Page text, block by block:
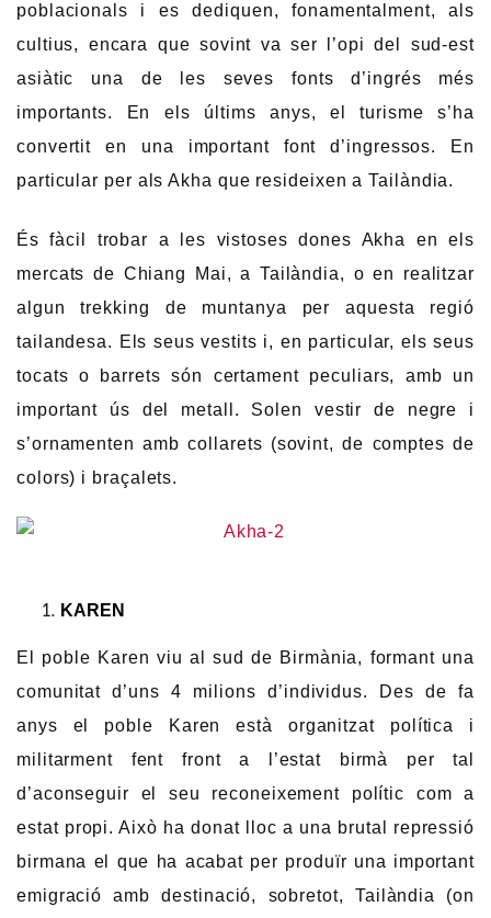
poblacionals i es dediquen, fonamentalment, als
cultius, encara que sovint va ser l’opi del sud-est
asiàtic una de les seves fonts d’ingrés més
importants. En els últims anys, el turisme s’ha
convertit en una important font d’ingressos. En
particular per als Akha que resideixen a Tailàndia.
És fàcil trobar a les vistoses dones Akha en els
mercats de Chiang Mai, a Tailàndia, o en realitzar
algun trekking de muntanya per aquesta regió
tailandesa. Els seus vestits i, en particular, els seus
tocats o barrets són certament peculiars, amb un
important ús del metall. Solen vestir de negre i
s’ornamenten amb collarets (sovint, de comptes de
colors) i braçalets.
KAREN
El poble Karen viu al sud de Birmània, formant una
comunitat d’uns 4 milions d’individus. Des de fa
anys el poble Karen està organitzat política i
militarment fent front a l’estat birmà per tal
d’aconseguir el seu reconeixement polític com a
estat propi. Això ha donat lloc a una brutal repressió
birmana el que ha acabat per produïr una important
emigració amb destinació, sobretot, Tailàndia (on